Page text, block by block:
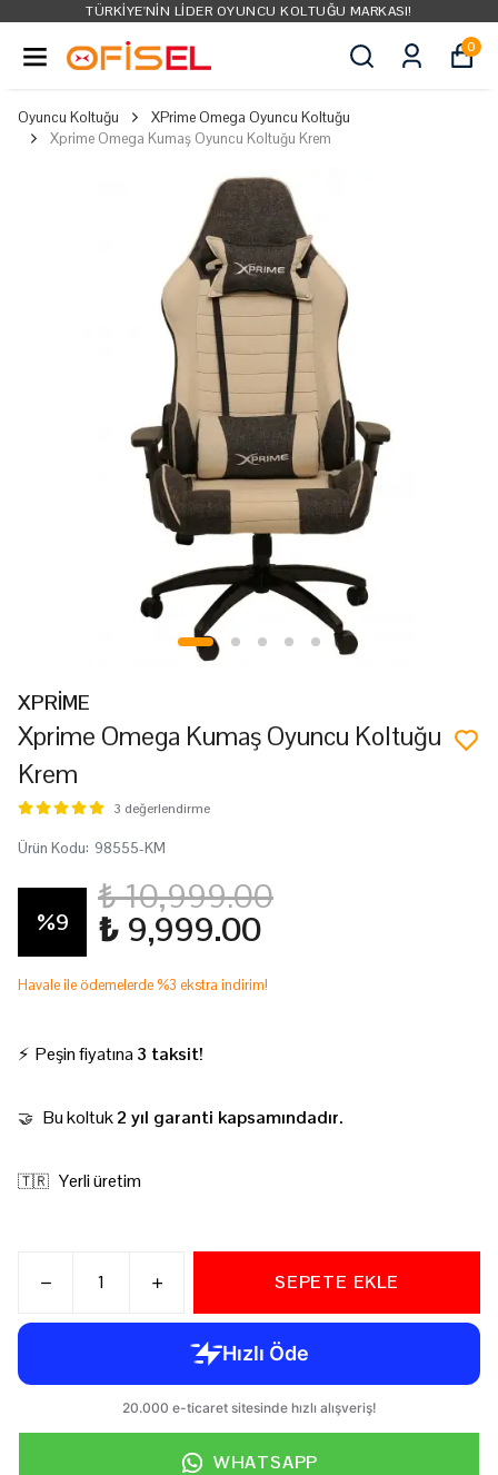
TÜRKIYE'NIN LIDER OYUNCU KOLTUĞU MARKASI!
0
Oyuncu Koltuğu
XPrime Omega Oyuncu Koltuğu
Xprime Omega Kumaş Oyuncu Koltuğu Krem
XPRİME
Xprime Omega Kumaş Oyuncu Koltuğu
Krem
3 değerlendirme
Ürün Kodu: 98555-KM
%9
₺ 10,999.00
₺ 9,999.00
Havale ile ödemelerde %3 ekstra indirim!
⚡ Peşin fiyatına 3 taksit!
🤝 Bu koltuk2 yıl garanti kapsamındadır.
🇹🇷 Yerli üretim
SEPETE EKLE
WHATSAPP